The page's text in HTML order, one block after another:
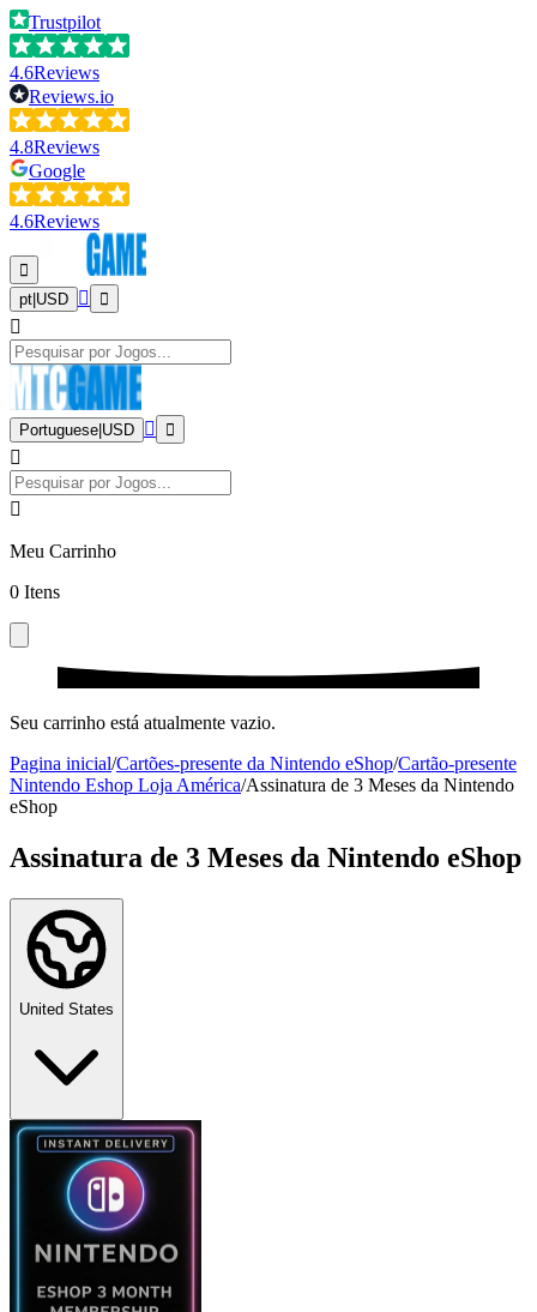
Trustpilot
4.6Reviews
Reviews.io
4.8Reviews
Google
4.6Reviews
pt USD
Portuguese USD
Meu Carrinho
0 Itens
Seu carrinho está atualmente vazio.
Pagina inicial/Cartões-presente da Nintendo eShop/Cartão-presente
Nintendo Eshop Loja América/Assinatura de 3 Meses da Nintendo
eShop
Assinatura de 3 Meses da Nintendo eShop
United States